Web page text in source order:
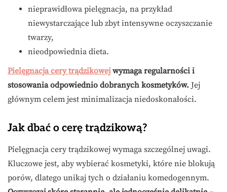
nieprawidłowa pielęgnacja, na przykład
niewystarczające lub zbyt intensywne oczyszczanie
twarzy,
nieodpowiednia dieta.
Pielęgnacja cery trądzikowej wymaga regularności i
stosowania odpowiednio dobranych kosmetyków. Jej
głównym celem jest minimalizacja niedoskonałości.
Jak dbać o cerę trądzikową?
Pielęgnacja cery trądzikowej wymaga szczególnej uwagi.
Kluczowe jest, aby wybierać kosmetyki, które nie blokują
porów, dlatego unikaj tych o działaniu komedogennym.